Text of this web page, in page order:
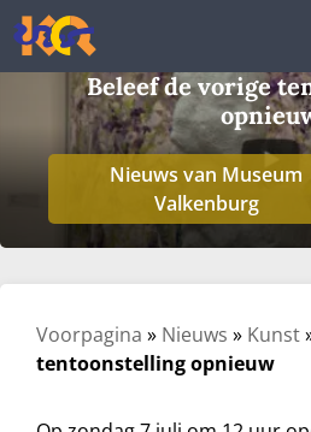
Ga
naar
de
Beleef de vorige
Nieuws van Museum
Valkenburg
Voorpagina » Nieuws » Kunst
tentoonstelling opnieuw